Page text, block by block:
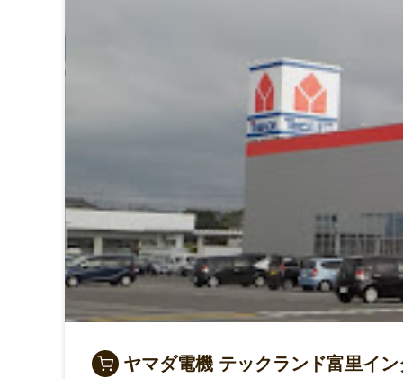
ヤマダ電機 テックランド富里イン